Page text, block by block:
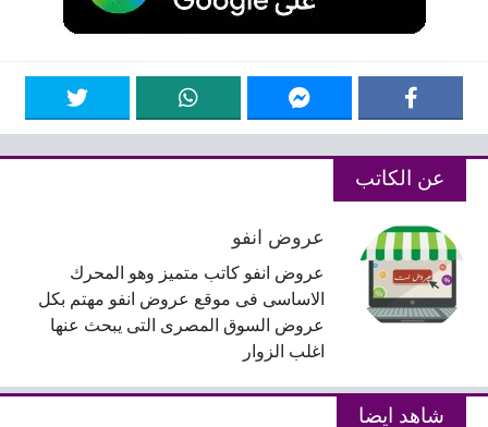
عن الكاتب
عروض انفو
عروض انفو كاتب متميز وهو المحرك
الاساسى فى موقع عروض انفو مهتم بكل
عروض السوق المصرى التى يبحث عنها
اغلب الزوار
شاهد ايضا